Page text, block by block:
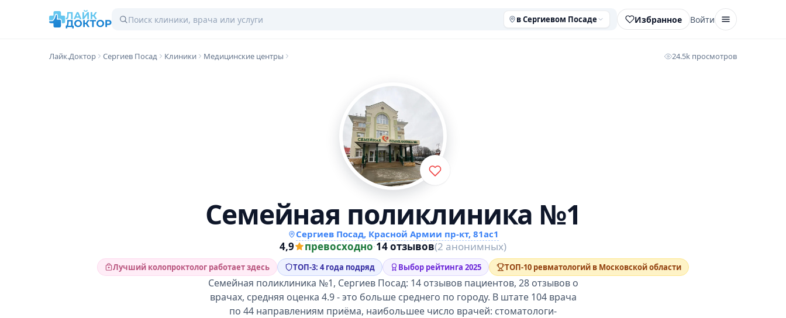
в Сергиевом Посаде Избранное Войти
Лайк.Доктор Сергиев Посад Клиники Медицинские центры 24.5k просмотров
Cемейная поликлиника №1
Сергиев Посад, Красной Армии пр-кт, 81ас1
4,9 превосходно·14 отзывов(2 анонимных)
Лучший колопроктолог работает здесь ТОП-3: 4 года подряд Выбор рейтинга 2025 ТОП-10 ревматологий в Московской области
Cемейная поликлиника №1, Сергиев Посад: 14 отзывов пациентов, 28 отзывов о
врачах, средняя оценка 4.9 - это больше среднего по городу. В штате 104 врача
по 44 направлениям приёма, наибольшее число врачей: стоматологи-